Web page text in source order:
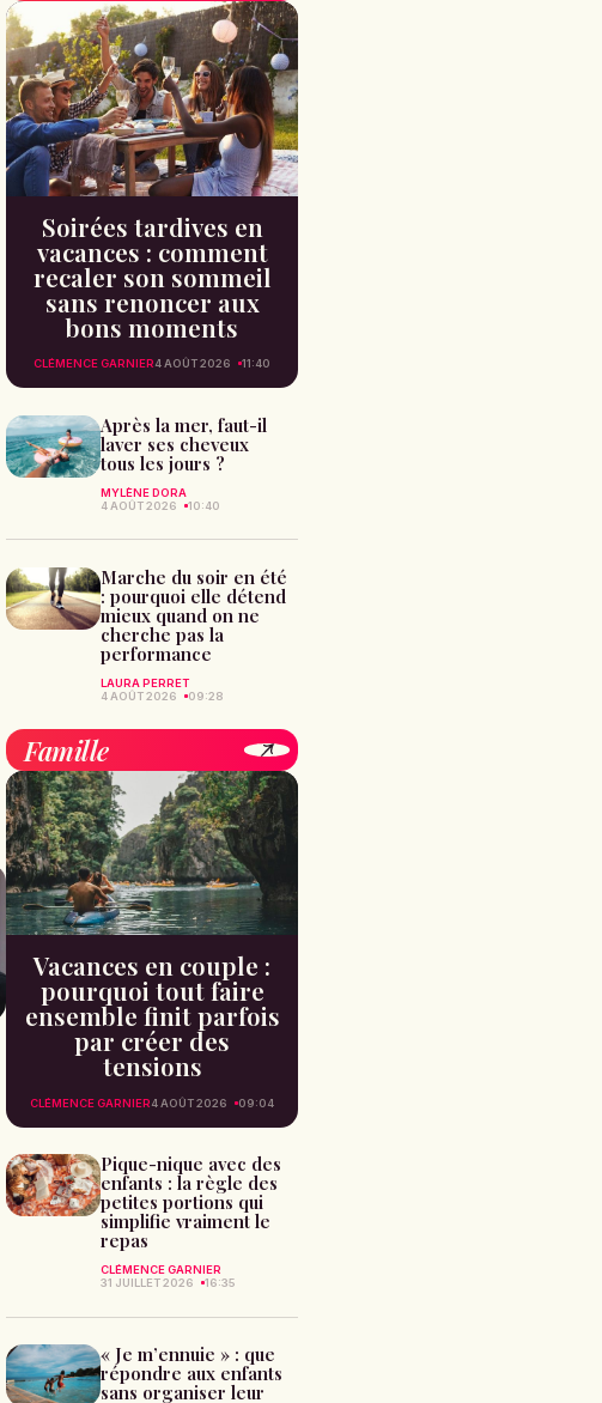
Soirées tardives en
vacances : comment
recaler son sommeil
sans renoncer aux
bons moments
CLÉMENCE GARNIER4 AOÛT 2026 11:40
Après la mer, faut-il
laver ses cheveux
tous les jours ?
MYLÈNE DORA
4 AOÛT 2026
10:40
Marche du soir en été
: pourquoi elle détend
mieux quand on ne
cherche pas la
performance
LAURA PERRET
4 AOÛT 2026
09:28
Famille
Vacances en couple :
pourquoi tout faire
ensemble finit parfois
par créer des
tensions
CLÉMENCE GARNIER4 AOÛT 2026 09:04
Pique-nique avec des
enfants : la règle des
petites portions qui
simplifie vraiment le
repas
CLÉMENCE GARNIER
31 JUILLET 2026
16:35
« Je m’ennuie » : que
répondre aux enfants
sans organiser leur